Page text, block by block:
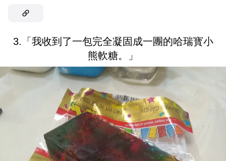
3.「我收到了一包完全凝固成一團的哈瑞寳小
熊軟糖。」